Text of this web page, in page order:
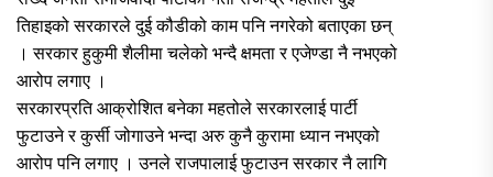
तिहाइको सरकारले दुई कौडीको काम पनि नगरेको बताएका छन्
। सरकार हुकुमी शैलीमा चलेको भन्दै क्षमता र एजेण्डा नै नभएको
आरोप लगाए ।
सरकारप्रति आक्रोशित बनेका महतोले सरकारलाई पार्टी
फुटाउने र कुर्सी जोगाउने भन्दा अरु कुनै कुरामा ध्यान नभएको
आरोप पनि लगाए । उनले राजपालाई फुटाउन सरकार नै लागि